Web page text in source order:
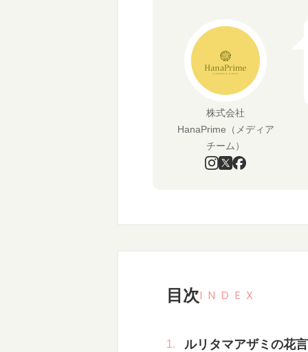
株式会社
HanaPrime（メディア
チーム）
目次INDEX
ルリタマアザミの花